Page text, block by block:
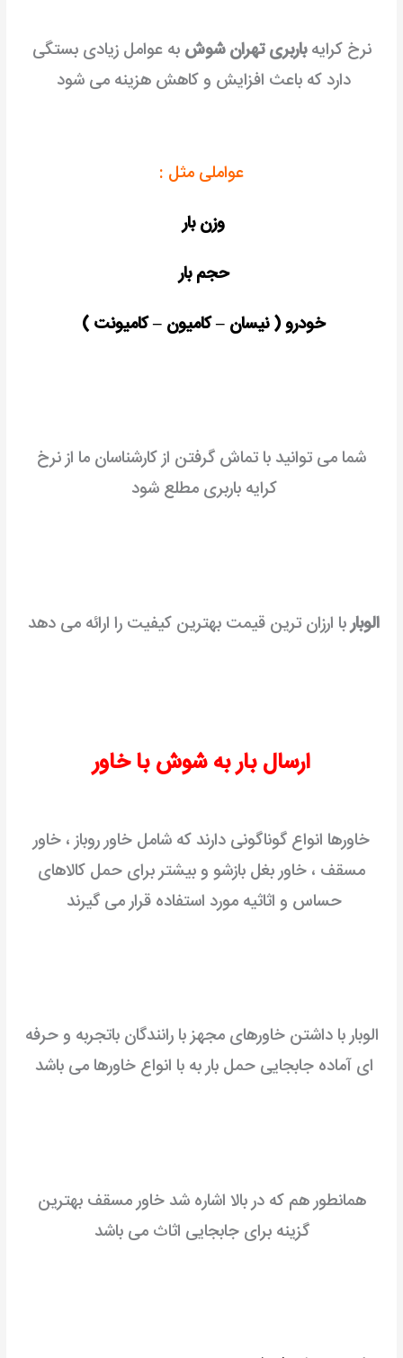
نرخ کرایهباربری تهران شوش به عوامل زیادی بستگی
دارد که باعث افزایش و کاهش هزینه می شود
عواملی مثل :
وزن بار
حجم بار
خودرو ( نیسان – کامیون – کامیونت )
شما می توانید با تماش گرفتن از کارشناسان ما از نرخ
کرایه باربری مطلع شود
الوباربا ارزان ترین قیمت بهترین کیفیت را ارائه می دهد
ارسال بار به شوش با خاور
خاورها انواع گوناگونی دارند که شامل خاور روباز ، خاور
مسقف ، خاور بغل بازشو و بیشتر برای حمل کالاهای
حساس و اثاثیه مورد استفاده قرار می گیرند
الوبار با داشتن خاورهای مجهز با رانندگان باتجربه و حرفه
ای آماده جابجایی حمل بار به با انواع خاورها می باشد
همانطور هم که در بالا اشاره شد خاور مسقف بهترین
گزینه برای جابجایی اثاث می باشد